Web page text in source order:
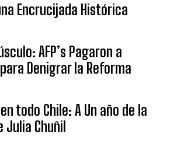
Encrucijada Histórica
AFP’s Pagaron a
Denigrar la Reforma
todo Chile: A Un año de la
Julia Chuñil